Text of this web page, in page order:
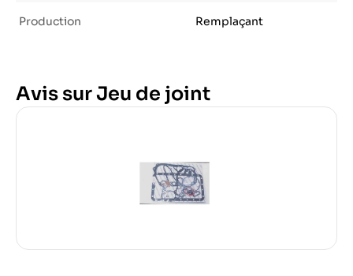
Production Remplaçant
Avis sur Jeu de joint